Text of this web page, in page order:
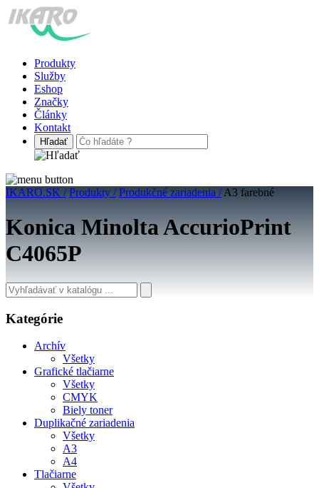
Produkty
Služby
Eshop
Značky
Články
Kontakt
IKARO.SK / Produkty / Produkčné zariadenia /A3 farebné
Konica Minolta AccurioPrint
C4065P
Kategórie
Archív
Všetky
Grafické tlačiarne
Všetky
CMYK
Biely toner
Duplikačné zariadenia
Všetky
A3
A4
Tlačiarne